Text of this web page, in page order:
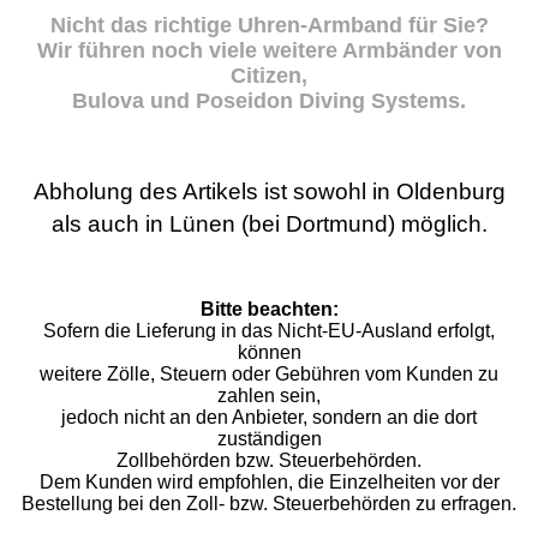
Nicht das richtige Uhren-Armband für Sie?
Wir führen noch viele weitere Armbänder von
Citizen,
Bulova und Poseidon Diving Systems.
Abholung des Artikels ist sowohl in Oldenburg
als auch in Lünen (bei Dortmund) möglich.
Bitte beachten:
Sofern die Lieferung in das Nicht-EU-Ausland erfolgt,
können
weitere Zölle, Steuern oder Gebühren vom Kunden zu
zahlen sein,
jedoch nicht an den Anbieter, sondern an die dort
zuständigen
Zollbehörden bzw. Steuerbehörden.
Dem Kunden wird empfohlen, die Einzelheiten vor der
Bestellung bei den Zoll- bzw. Steuerbehörden zu erfragen.